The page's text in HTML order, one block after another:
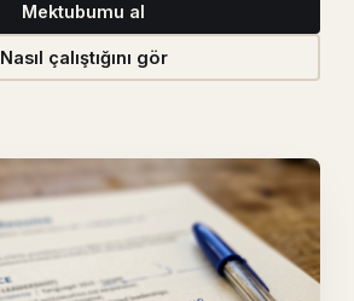
Mektubumu al
Nasıl çalıştığını gör